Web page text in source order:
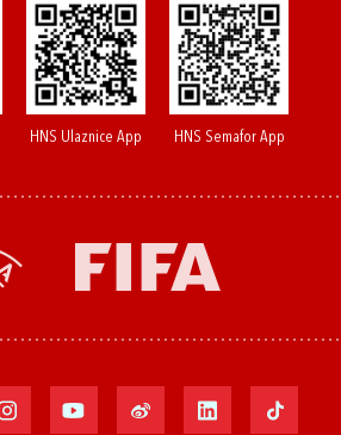
HNS Ulaznice App HNS Semafor App